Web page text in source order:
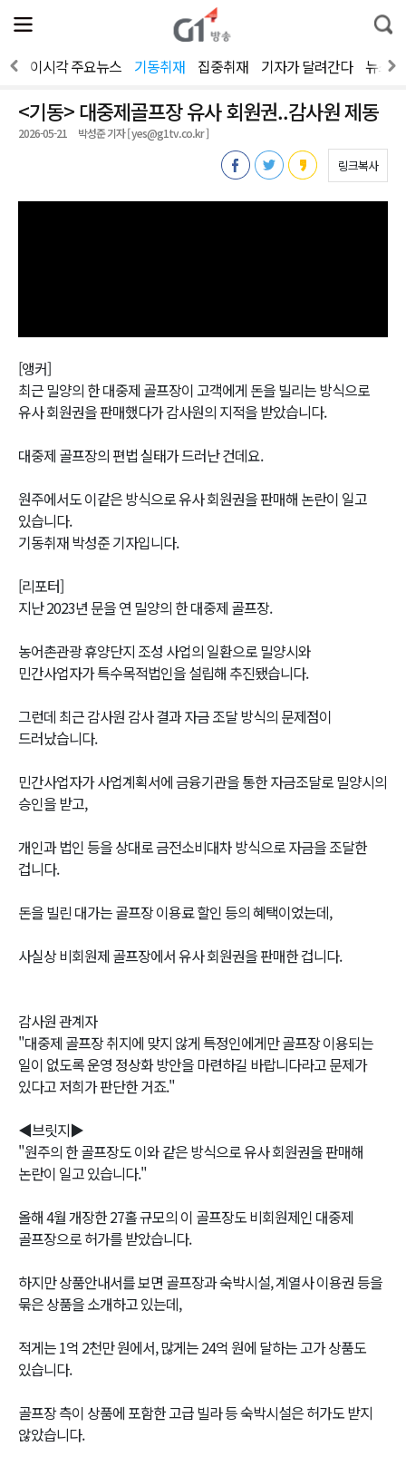
전
체
뉴
열
통
합
색
기 이시각 주요뉴스 기동취재 집중취재 기자가 달려간다 뉴스人
<기동> 대중제골프장 유사 회원권..감사원 제동
2026-05-21 박성준 기자 [ yes@g1tv.co.kr ]
링크복사
[앵커]
최근 밀양의 한 대중제 골프장이 고객에게 돈을 빌리는 방식으로
유사 회원권을 판매했다가 감사원의 지적을 받았습니다.
대중제 골프장의 편법 실태가 드러난 건데요.
원주에서도 이같은 방식으로 유사 회원권을 판매해 논란이 일고
있습니다.
기동취재 박성준 기자입니다.
[리포터]
지난 2023년 문을 연 밀양의 한 대중제 골프장.
농어촌관광 휴양단지 조성 사업의 일환으로 밀양시와
민간사업자가 특수목적법인을 설립해 추진됐습니다.
그런데 최근 감사원 감사 결과 자금 조달 방식의 문제점이
드러났습니다.
민간사업자가 사업계획서에 금융기관을 통한 자금조달로 밀양시의
승인을 받고,
개인과 법인 등을 상대로 금전소비대차 방식으로 자금을 조달한
겁니다.
돈을 빌린 대가는 골프장 이용료 할인 등의 혜택이었는데,
사실상 비회원제 골프장에서 유사 회원권을 판매한 겁니다.
감사원 관계자
"대중제 골프장 취지에 맞지 않게 특정인에게만 골프장 이용되는
일이 없도록 운영 정상화 방안을 마련하길 바랍니다라고 문제가
있다고 저희가 판단한 거죠."
◀브릿지▶
"원주의 한 골프장도 이와 같은 방식으로 유사 회원권을 판매해
논란이 일고 있습니다."
올해 4월 개장한 27홀 규모의 이 골프장도 비회원제인 대중제
골프장으로 허가를 받았습니다.
하지만 상품안내서를 보면 골프장과 숙박시설, 계열사 이용권 등을
묶은 상품을 소개하고 있는데,
적게는 1억 2천만 원에서, 많게는 24억 원에 달하는 고가 상품도
있습니다.
골프장 측이 상품에 포함한 고급 빌라 등 숙박시설은 허가도 받지
않았습니다.